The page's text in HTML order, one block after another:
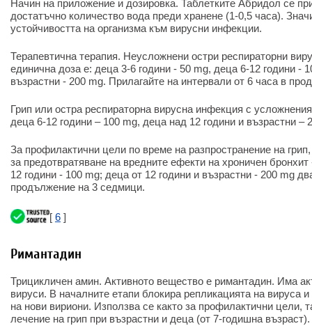
Начин на приложение и дозировка. Таблетките Абридол се
достатъчно количество вода преди хранене (1-0,5 часа).
устойчивостта на организма към вирусни инфекции.
Терапевтична терапия. Неусложнени остри респираторни
единична доза е: деца 3-6 години - 50 mg, деца 6-12 години -
възрастни - 200 mg. Прилагайте на интервали от 6 часа в
Грип или остра респираторна вирусна инфекция с
деца 6-12 години – 100 mg, деца над 12 години и възрастни –
За профилактични цели по време на разпространение на
за предотвратяване на вредните ефекти на хроничен
12 години - 100 mg; деца от 12 години и възрастни - 200 mg
продължение на 3 седмици.
[ 6 ]
Римантадин
Трицикличен амин. Активното вещество е римантадин. Има
вируси. В началните етапи блокира репликацията на вируса
на нови вириони. Използва се както за профилактични цели,
лечение на грип при възрастни и деца (от 7-годишна възраст).